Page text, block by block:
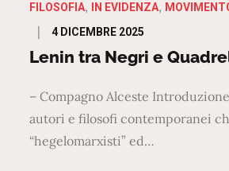
FILOSOFIA IN EVIDENZA
Posted
on
4 DICEMBRE 2025
Lenin tra Negri e
– Compagno Alceste
autori e filosofi contemporanei
“hegelomarxisti” ed…